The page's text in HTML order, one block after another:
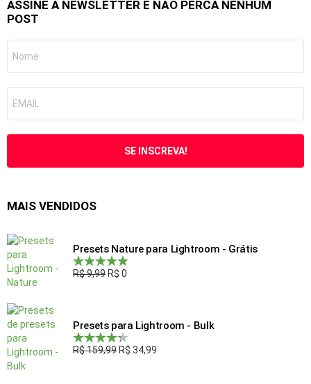
ASSINE A NEWSLETTER E NÃO PERCA NENHUM
POST
MAIS VENDIDOS
Presets Nature para Lightroom - Grátis
Avaliação
R$9,99 R$ 0
Presets para Lightroom - Bulk
Avaliação
R$159,99 R$ 34,99